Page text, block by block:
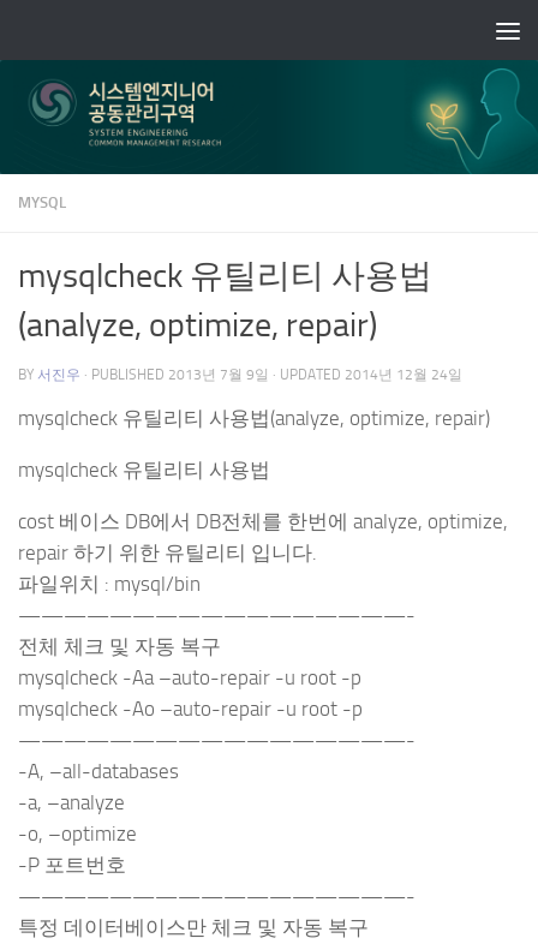
MYSQL
mysqlcheck 유틸리티 사용법
(analyze, optimize, repair)
BY 서진우 · PUBLISHED 2013년 7월 9일 · UPDATED 2014년 12월 24일
mysqlcheck 유틸리티 사용법(analyze, optimize, repair)
mysqlcheck 유틸리티 사용법
cost 베이스 DB에서 DB전체를 한번에 analyze, optimize,
repair 하기 위한 유틸리티 입니다.
파일위치 : mysql/bin
—————————————————-
전체 체크 및 자동 복구
mysqlcheck -Aa –auto-repair -u root -p
mysqlcheck -Ao –auto-repair -u root -p
—————————————————-
-A, –all-databases
-a, –analyze
-o, –optimize
-P 포트번호
—————————————————-
특정 데이터베이스만 체크 및 자동 복구